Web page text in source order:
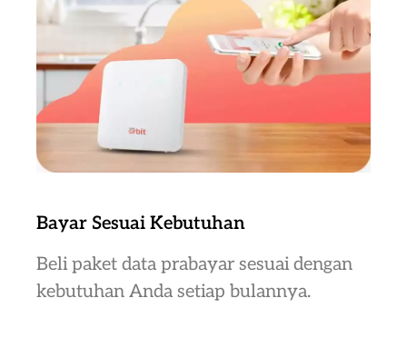
Bayar Sesuai Kebutuhan
Beli paket data prabayar sesuai dengan
kebutuhan Anda setiap bulannya.